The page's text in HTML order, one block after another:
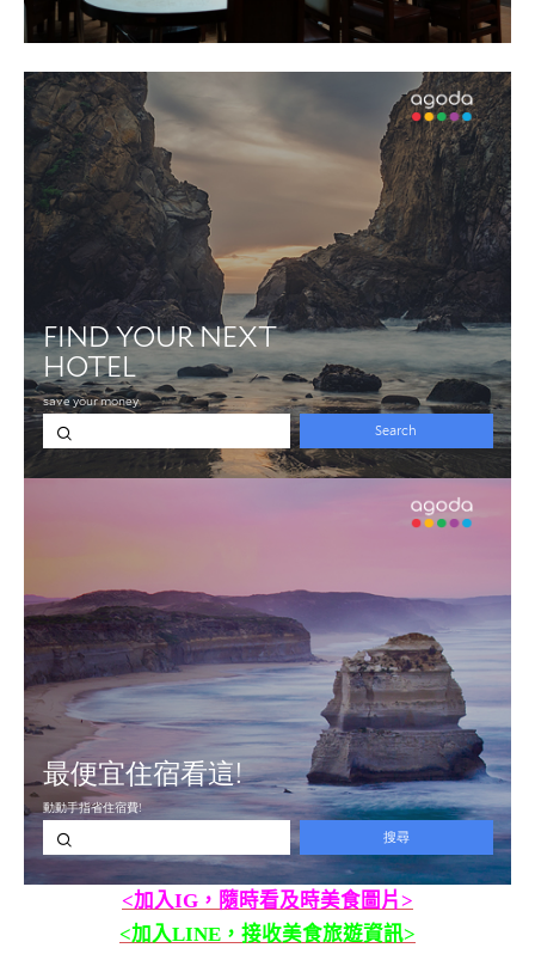
<加入IG，隨時看及時美食圖片>
<加入LINE，接收美食旅遊資訊>